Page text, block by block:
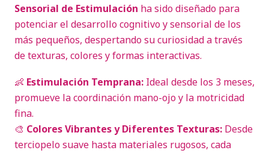
Sensorial de Estimulación ha sido diseñado para
potenciar el desarrollo cognitivo y sensorial de los
más pequeños, despertando su curiosidad a través
de texturas, colores y formas interactivas.
👶 Estimulación Temprana: Ideal desde los 3 meses,
promueve la coordinación mano-ojo y la motricidad
fina.
🎨 Colores Vibrantes y Diferentes Texturas: Desde
terciopelo suave hasta materiales rugosos, cada